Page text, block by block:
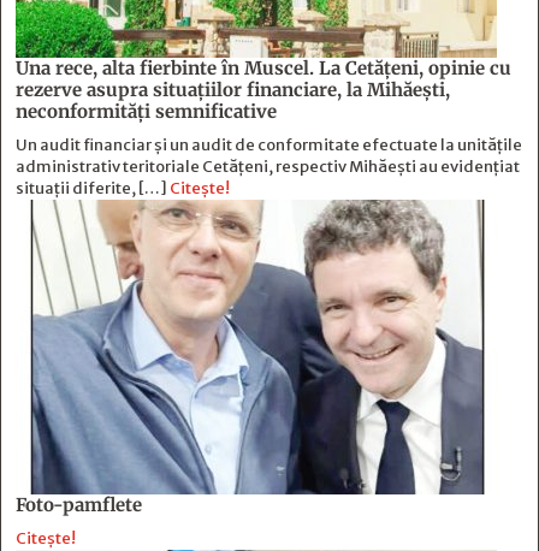
Una rece, alta fierbinte în Muscel. La Cetăţeni, opinie cu
rezerve asupra situaţiilor financiare, la Mihăeşti,
neconformităţi semnificative
Un audit financiar și un audit de conformitate efectuate la unitățile
administrativ teritoriale Cetățeni, respectiv Mihăești au evidențiat
situații diferite, […] Citește!
Foto-pamflete
Citește!